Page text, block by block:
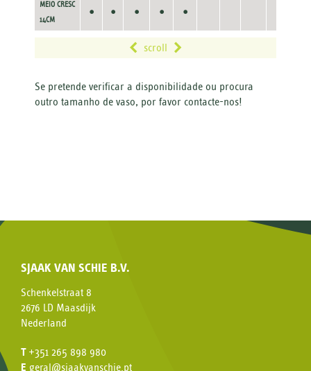
MEIO CRESC
14CM
• • • • •
scroll
Se pretende verificar a disponibilidade ou procura
outro tamanho de vaso, por favor contacte-nos!
SJAAK VAN SCHIE B.V.
Schenkelstraat 8
2676 LD Maasdijk
Nederland
T +351 265 898 980
E geral@sjaakvanschie.pt